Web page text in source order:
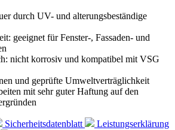
durch UV- und alterungsbeständige
geeignet für Fenster-, Fassaden- und
nicht korrosiv und kompatibel mit VSG
und geprüfte Umweltverträglichkeit
mit sehr guter Haftung auf den
Sicherheitsdatenblatt
Leistungserklärung